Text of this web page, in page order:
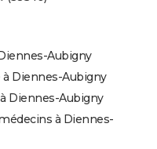
Aubigny
à Diennes-Aubigny
Diennes-Aubigny
à Diennes-